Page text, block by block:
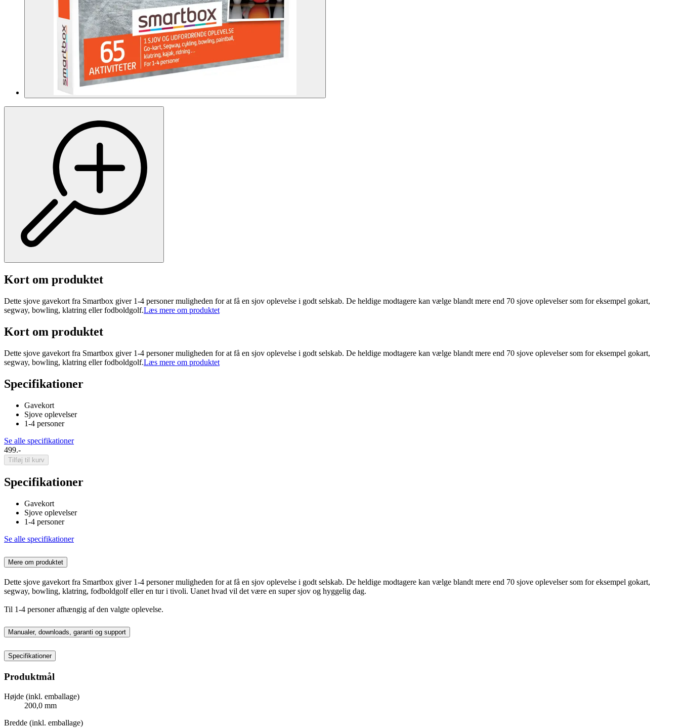
Kort om produktet
Dette sjove gavekort fra Smartbox giver 1-4 personer muligheden for at få en sjov oplevelse i godt selskab. De heldige modtagere kan vælge blandt mere end 70 sjove oplevelser som for eksempel gokart,
segway, bowling, klatring eller fodboldgolf.Læs mere om produktet
Kort om produktet
Dette sjove gavekort fra Smartbox giver 1-4 personer muligheden for at få en sjov oplevelse i godt selskab. De heldige modtagere kan vælge blandt mere end 70 sjove oplevelser som for eksempel gokart,
segway, bowling, klatring eller fodboldgolf.Læs mere om produktet
Specifikationer
Gavekort
Sjove oplevelser
1-4 personer
Se alle specifikationer
499.-
Tilføj til kurv
Specifikationer
Gavekort
Sjove oplevelser
1-4 personer
Se alle specifikationer
Mere om produktet
Dette sjove gavekort fra Smartbox giver 1-4 personer muligheden for at få en sjov oplevelse i godt selskab. De heldige modtagere kan vælge blandt mere end 70 sjove oplevelser som for eksempel gokart,
segway, bowling, klatring, fodboldgolf eller en tur i tivoli. Uanet hvad vil det være en super sjov og hyggelig dag.
Til 1-4 personer afhængig af den valgte oplevelse.
Manualer, downloads, garanti og support
Specifikationer
Produktmål
Højde (inkl. emballage)
200,0 mm
Bredde (inkl. emballage)